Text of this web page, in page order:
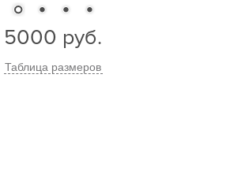
5000 руб.
Таблица размеров